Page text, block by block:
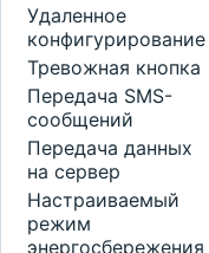
Удаленное
конфигурирование
Тревожная кнопка
Передача SMS-
сообщений
Передача данных
на сервер
Настраиваемый
режим
энергосбережения